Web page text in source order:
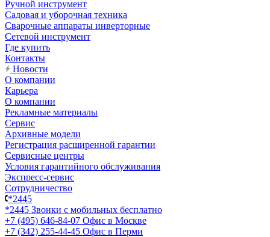
Ручной инструмент
Садовая и уборочная техника
Сварочные аппараты инверторные
Сетевой инструмент
Где купить
Контакты
Новости
О компании
Карьера
О компании
Рекламные материалы
Сервис
Архивные модели
Регистрация расширенной гарантии
Сервисные центры
Условия гарантийного обслуживания
Экспресс-сервис
Сотрудничество
*2445
*2445 Звонки с мобильных бесплатно
+7 (495) 646-84-07 Офис в Москве
+7 (342) 255-44-45 Офис в Перми